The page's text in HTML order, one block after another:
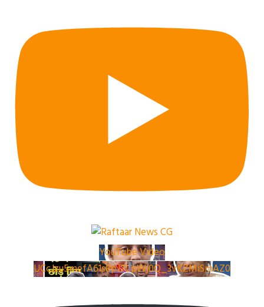
YouTube Video
UCcJzu5mefA61s8pJ7LpWj0Q_3vKZMiSmAZ0